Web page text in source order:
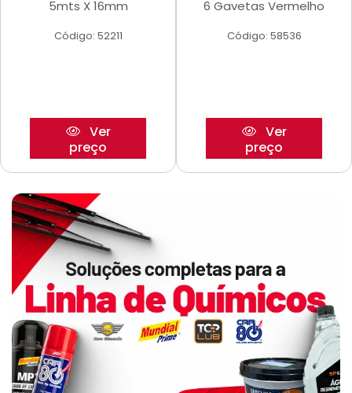
5mts X 16mm
Código: 52211
Ver
preço
6 Gavetas Vermelho
Código: 58536
Ver
preço